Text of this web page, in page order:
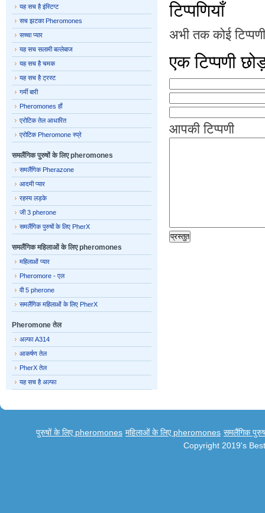
टिप्पणियाँ
अभी तक कोई
एक टिप्पणी
आपकी टिप्पणी
यह सच है इंस्टिग्ट
सच झटका Pheromones
सच्चा प्यार
यह सच सलामी बल्लेबाज
यह सच है चमक
यह सच है ट्रस्ट
गर्मी बारी
Pheromones हाँ
एरोटिक तेल आधारित
एरोटिक Pheromone स्प्रे
समलैंगिक पुरुषों के लिए pheromones
समलैंगिक Pherazone
आदमी प्यार
रहस्य लड़के
जी 3 pherone
समलैंगिक पुरुषों के लिए PherX
समलैंगिक महिलाओं के लिए pheromones
महिलाओं प्यार
Pheromore - एल
वी 5 pherone
समलैंगिक महिलाओं के लिए PherX
Pheromone तेल
अल्फा A314
आकर्षण तेल
PherX तेल
यह सच है अल्फा
पुरुषों के लिए pheromones महिलाओं के लिए pheromones समलैंगिक
Copyright 2019's